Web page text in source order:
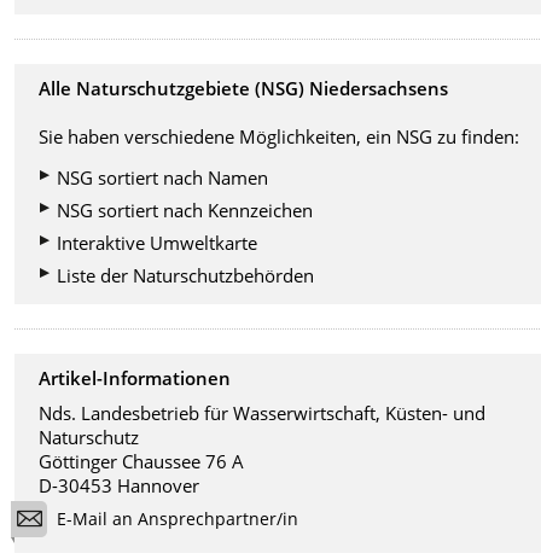
Alle Naturschutzgebiete (NSG) Niedersachsens
Sie haben verschiedene Möglichkeiten, ein NSG zu finden:
NSG sortiert nach Namen
NSG sortiert nach Kennzeichen
Interaktive Umweltkarte
Liste der Naturschutzbehörden
Artikel-Informationen
Nds. Landesbetrieb für Wasserwirtschaft, Küsten- und
Naturschutz
Göttinger Chaussee 76 A
D-30453 Hannover
E-Mail an Ansprechpartner/in